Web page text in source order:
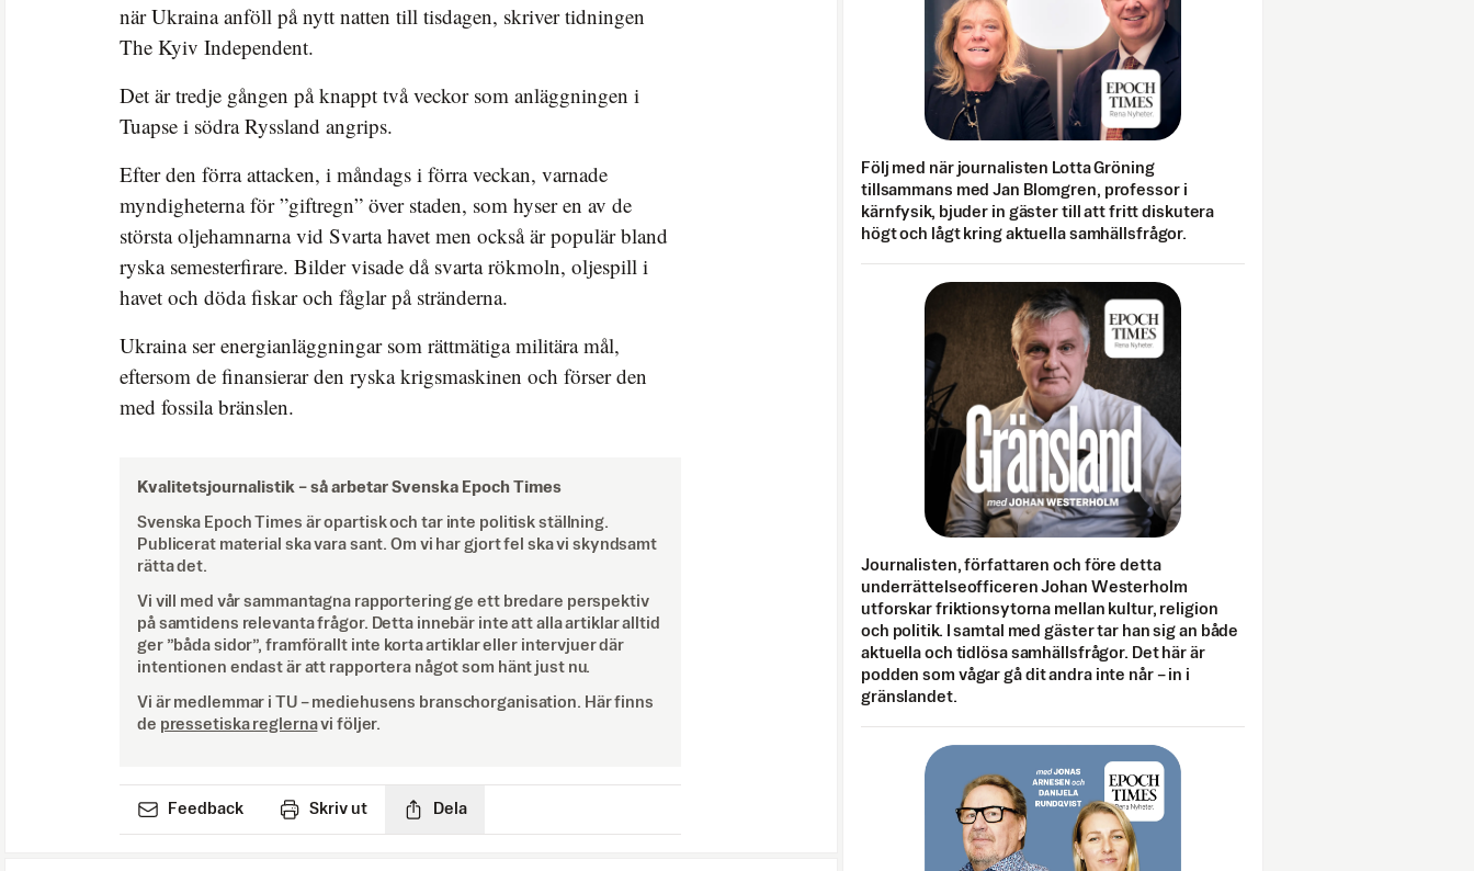
när Ukraina anföll på nytt natten till tisdagen, skriver tidningen
The Kyiv Independent.
Det är tredje gången på knappt två veckor som anläggningen i
Tuapse i södra Ryssland angrips.
Efter den förra attacken, i måndags i förra veckan, varnade
myndigheterna för ”giftregn” över staden, som hyser en av de
största oljehamnarna vid Svarta havet men också är populär bland
ryska semesterfirare. Bilder visade då svarta rökmoln, oljespill i
havet och döda fiskar och fåglar på stränderna.
Ukraina ser energianläggningar som rättmätiga militära mål,
eftersom de finansierar den ryska krigsmaskinen och förser den
med fossila bränslen.
Kvalitetsjournalistik – så arbetar Svenska Epoch Times
Svenska Epoch Times är opartisk och tar inte politisk ställning.
Publicerat material ska vara sant. Om vi har gjort fel ska vi skyndsamt
rätta det.
Vi vill med vår sammantagna rapportering ge ett bredare perspektiv
på samtidens relevanta frågor. Detta innebär inte att alla artiklar alltid
ger ”båda sidor”, framförallt inte korta artiklar eller intervjuer där
intentionen endast är att rapportera något som hänt just nu.
Vi är medlemmar i TU – mediehusens branschorganisation. Här finns
de pressetiska reglernavi följer.
Feedback Skriv ut Dela
Följ med när journalisten Lotta Gröning
tillsammans med Jan Blomgren, professor i
kärnfysik, bjuder in gäster till att fritt diskutera
högt och lågt kring aktuella samhällsfrågor.
Journalisten, författaren och före detta
underrättelseofficeren Johan Westerholm
utforskar friktionsytorna mellan kultur, religion
och politik. I samtal med gäster tar han sig an både
aktuella och tidlösa samhällsfrågor. Det här är
podden som vågar gå dit andra inte når – in i
gränslandet.